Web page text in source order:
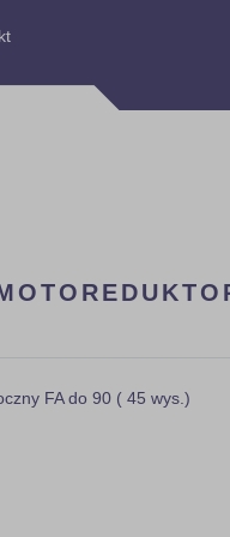
Przejdź
FA do 90 ( 45 wys.)